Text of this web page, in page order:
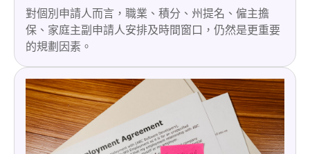
對個別申請人而言，職業、積分、州提名、僱主擔
保、家庭主副申請人安排及時間窗口，仍然是更重要
的規劃因素。